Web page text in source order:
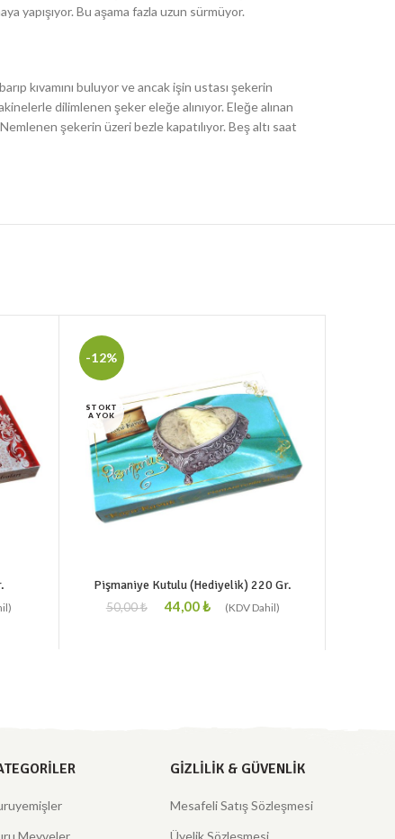
yapışıyor. Bu aşama fazla uzun sürmüyor.
kıvamını buluyor ve ancak işin ustası şekerin
dilimlenen şeker eleğe alınıyor. Eleğe alınan
şekerin üzeri bezle kapatılıyor. Beş altı saat
-12%
STOKT
A YOK
Pişmaniye Kutulu (Hediyelik) 220 Gr.
50,00₺ 44,00₺
GIZLILIK & GÜVENLIK
Mesafeli Satış Sözleşmesi